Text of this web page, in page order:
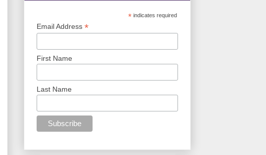
*indicates required
Email Address *
First Name
Last Name